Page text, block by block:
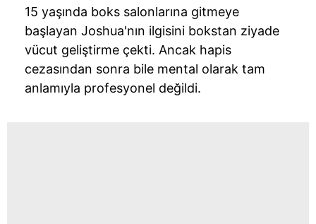
15 yaşında boks salonlarına gitmeye
başlayan Joshua'nın ilgisini bokstan ziyade
vücut geliştirme çekti. Ancak hapis
cezasından sonra bile mental olarak tam
anlamıyla profesyonel değildi.